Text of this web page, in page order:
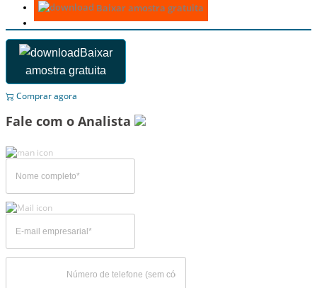
Baixar amostra gratuita
Baixar
amostra gratuita
Comprar agora
Fale com o Analista